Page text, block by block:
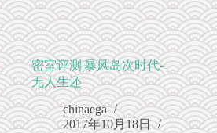
密室评测|暴风岛次时代-
无人生还
chinaega
2017年10月18日